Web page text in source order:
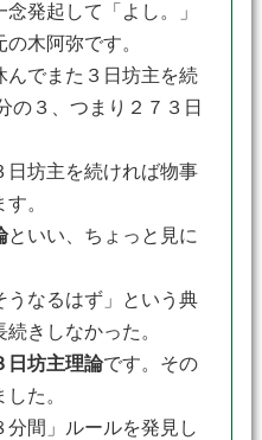
発起して「よし。」
木阿弥です。
んでまた３日坊主を続
の３、つまり２７３日
日坊主を続ければ物事
。
といい、ちょっと見に
うなるはず」という典
きしなかった。
日坊主理論です。その
た。
間」ルールを発見し